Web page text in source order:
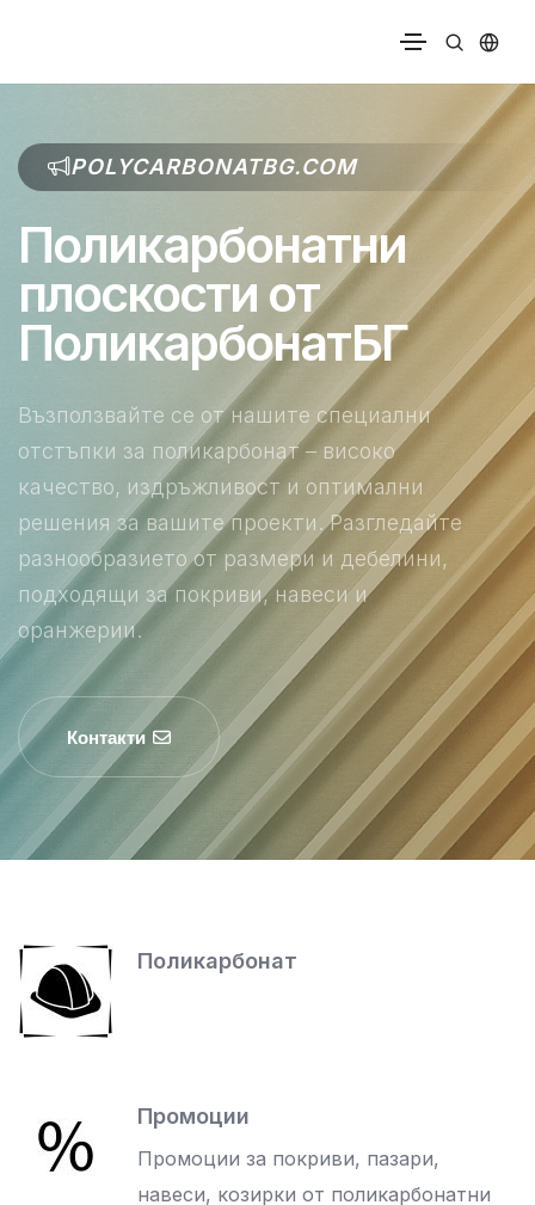
POLYCARBONATBG.COM
Поликарбонатни
плоскости от
ПоликарбонатБГ
Възползвайте се от нашите специални
отстъпки за поликарбонат – високо
качество, издръжливост и оптимални
решения за вашите проекти. Разгледайте
разнообразието от размери и дебелини,
подходящи за покриви, навеси и
оранжерии.
Контакти
Поликарбонат
Промоции
Промоции за покриви, пазари,
навеси, козирки от поликарбонатни